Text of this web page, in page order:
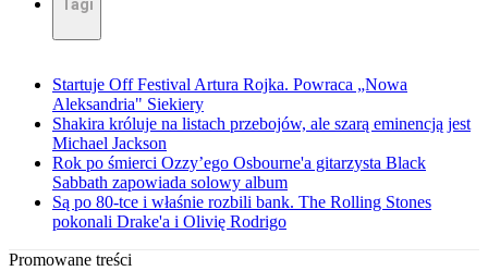
Tagi
Startuje Off Festival Artura Rojka. Powraca „Nowa
Aleksandria" Siekiery
Shakira króluje na listach przebojów, ale szarą eminencją jest
Michael Jackson
Rok po śmierci Ozzy’ego Osbourne'a gitarzysta Black
Sabbath zapowiada solowy album
Są po 80-tce i właśnie rozbili bank. The Rolling Stones
pokonali Drake'a i Olivię Rodrigo
Promowane treści